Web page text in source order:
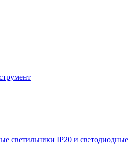
светильники IP20 и светодиодные